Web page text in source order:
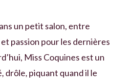
un petit salon, entre
passion pour les dernières
Miss Coquines est un
drôle, piquant quand il le